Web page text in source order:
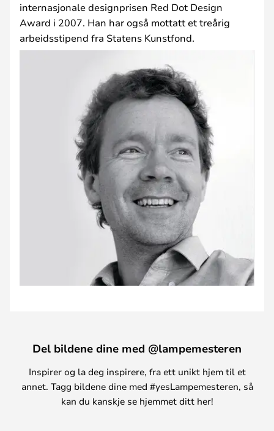
internasjonale designprisen Red Dot Design
Award i 2007. Han har også mottatt et treårig
arbeidsstipend fra Statens Kunstfond.
Del bildene dine med @lampemesteren
Inspirer og la deg inspirere, fra ett unikt hjem til et
annet. Tagg bildene dine med #yesLampemesteren, så
kan du kanskje se hjemmet ditt her!